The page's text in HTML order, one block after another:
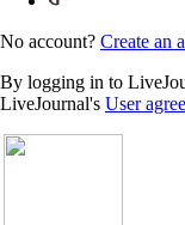
No account? Create an
By logging in to
LiveJournal's User